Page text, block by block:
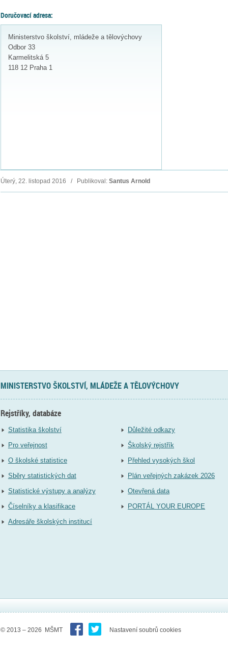
Doručovací adresa:
Ministerstvo školství, mládeže a tělovýchovy
Odbor 33
Karmelitská 5
118 12 Praha 1
Úterý, 22. listopad 2016 / Publikoval: Santus Arnold
MINISTERSTVO ŠKOLSTVÍ, MLÁDEŽE A TĚLOVÝCHOVY
Rejstříky, databáze
Statistika školství
Pro veřejnost
O školské statistice
Sběry statistických dat
Statistické výstupy a analýzy
Číselníky a klasifikace
Adresáře školských institucí
Důležité odkazy
Školský rejstřík
Přehled vysokých škol
Plán veřejných zakázek 2026
Otevřená data
PORTÁL YOUR EUROPE
© 2013 – 2026 MŠMT Nastavení soubrů cookies